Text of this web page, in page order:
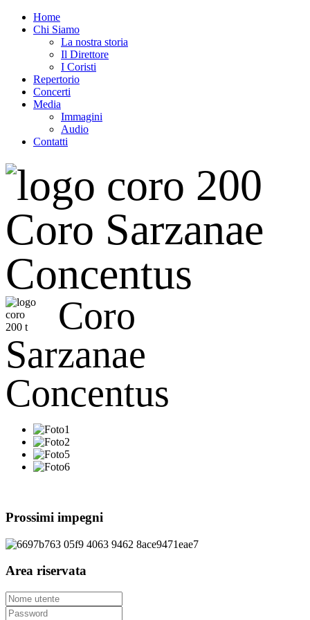
Home
Chi Siamo
La nostra storia
Il Direttore
I Coristi
Repertorio
Concerti
Media
Immagini
Audio
Contatti
Coro Sarzanae
Concentus
Coro
Sarzanae
Concentus
Prossimi impegni
Area riservata